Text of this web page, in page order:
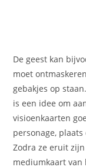
De geest kan
moet
gebakjes op
is een idee om
visioenkaarten
personage,
Zodra ze eruit
mediumkaart van